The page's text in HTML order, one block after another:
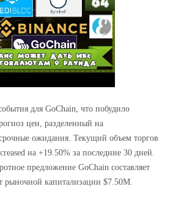
для GoChain, что побудило
цен, разделенный на
ожидания. Текущий объем торгов
на +19.50% за последние 30 дней.
предложение GoChain составляет
рыночной капитализации $7.50M.